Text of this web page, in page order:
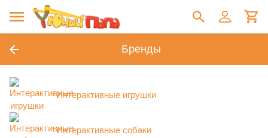
Бренды
Интерактивные игрушки
Интерактивные собаки